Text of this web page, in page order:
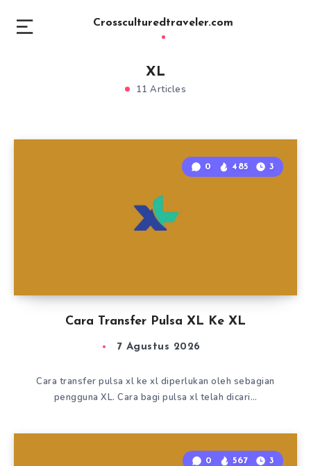
Crossculturedtraveler.com
XL
11 Articles
Cara Transfer Pulsa XL Ke XL
0 485 3
7 Agustus 2026
Cara transfer pulsa xl ke xl diperlukan oleh sebagian
pengguna XL. Cara bagi pulsa xl telah dicari…
0 567 3